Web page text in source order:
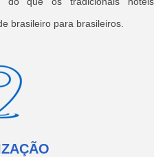
brasileiro para brasileiros.